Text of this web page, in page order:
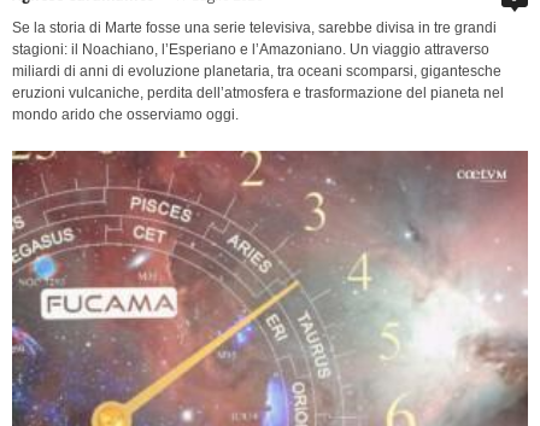
Se la storia di Marte fosse una serie televisiva, sarebbe divisa in tre grandi
stagioni: il Noachiano, l’Esperiano e l’Amazoniano. Un viaggio attraverso
miliardi di anni di evoluzione planetaria, tra oceani scomparsi, gigantesche
eruzioni vulcaniche, perdita dell’atmosfera e trasformazione del pianeta nel
mondo arido che osserviamo oggi.